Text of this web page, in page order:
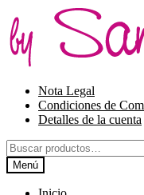
la
navegación
al
contenido
Nota Legal
Condiciones de
Detalles de la cuenta
Buscar
por:Menú